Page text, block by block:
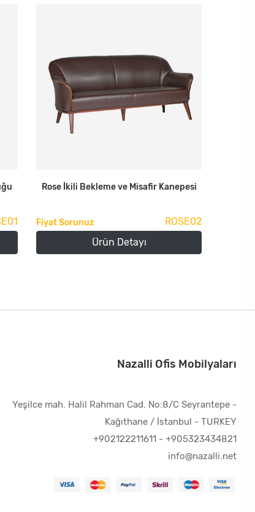
Rose İkili Bekleme ve Misafir Kanepesi
Fiyat Sorunuz
ROSE02
Ürün Detayı
Nazalli Ofis Mobilyaları
Yeşilce mah. Halil Rahman Cad. No:8/C Seyrantepe -
Kağıthane / İstanbul - TURKEY
+902122211611 - +905323434821
info@nazalli.net